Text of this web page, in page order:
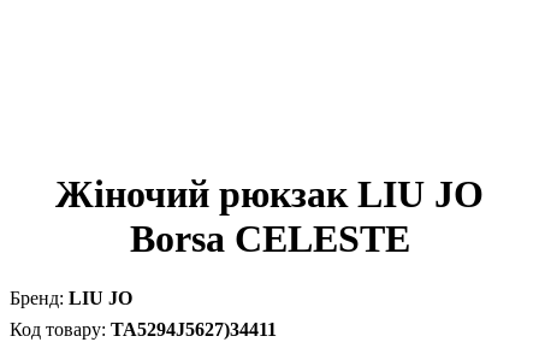
Жіночий рюкзак LIU JO
Borsa CELESTE
LIU JO
TA5294J5627)34411